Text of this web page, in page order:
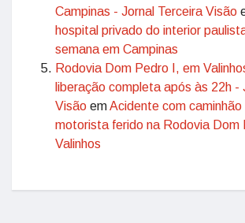
Campinas - Jornal Terceira Visão
hospital privado do interior
semana em Campinas
Rodovia Dom Pedro I, em
liberação completa após às 22h -
Visão emAcidente com
motorista ferido na Rodovia Dom
Valinhos